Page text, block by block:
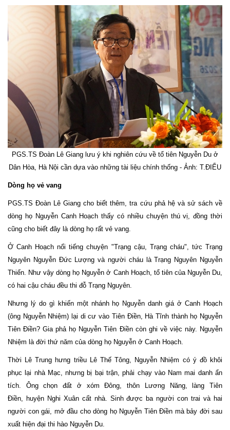
PGS.TS Đoàn Lê Giang lưu ý khi nghiên cứu về tổ tiên Nguyễn Du ở
Dân Hòa, Hà Nội cần dựa vào những tài liệu chính thống - Ảnh: T.ĐIỂU
Dòng họ vẻ vang
PGS.TS Đoàn Lê Giang cho biết thêm, tra cứu phả hệ và sử sách về
dòng họ Nguyễn Canh Hoạch thấy có nhiều chuyện thú vị, đồng thời
cũng cho biết đây là dòng họ rất vẻ vang.
Ở Canh Hoạch nổi tiếng chuyện "Trạng cậu, Trạng cháu", tức Trạng
Nguyên Nguyễn Đức Lượng và người cháu là Trạng Nguyên Nguyễn
Thiến. Như vậy dòng họ Nguyễn ở Canh Hoạch, tổ tiên của Nguyễn Du,
có hai cậu cháu đều thi đỗ Trạng Nguyên.
Nhưng lý do gì khiến một nhánh họ Nguyễn danh giá ở Canh Hoạch
(ông Nguyễn Nhiệm) lại di cư vào Tiên Điền, Hà Tĩnh thành họ Nguyễn
Tiên Điền? Gia phả họ Nguyễn Tiên Điền còn ghi về việc này. Nguyễn
Nhiệm là đời thứ năm của dòng họ Nguyễn ở Canh Hoạch.
Thời Lê Trung hưng triều Lê Thế Tông, Nguyễn Nhiệm có ý đồ khôi
phục lại nhà Mạc, nhưng bị bại trận, phải chạy vào Nam mai danh ẩn
tích. Ông chọn đất ở xóm Đông, thôn Lương Năng, làng Tiên
Điền, huyện Nghi Xuân cất nhà. Sinh được ba người con trai và hai
người con gái, mở đầu cho dòng họ Nguyễn Tiên Điền mà bảy đời sau
xuất hiện đại thi hào Nguyễn Du.